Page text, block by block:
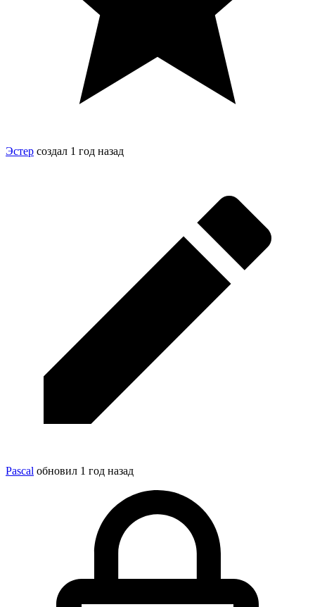
Эстер создал 1 год назад
Pascal обновил 1 год назад